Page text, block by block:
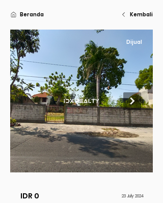
Beranda Kembali
Dijual
IDR 0 23 July 2024